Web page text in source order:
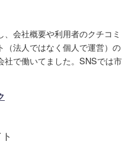
会社概要や利用者のクチコミ
法人ではなく個人で運営）の
社で働いてました。SNSでは市